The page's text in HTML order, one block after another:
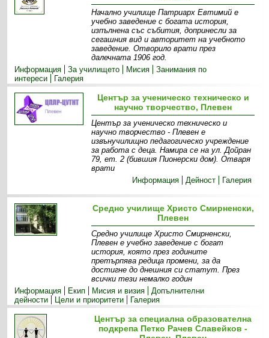
Начално училище Патриарх Евтимий е
учебно заведение с богата история,
изпълнена със събития, допринесли за
сегашния вид и авторитет на учебното
заведение. Отворило врати през
далечната 1906 год.
Информация
За училището Мисия
Занимания по
интереси
Галерия
Център за ученическо техническо и
научно творчество, Плевен
Център за ученическо техническо и
научно творчество - Плевен е
извънучилищно педагогическо учреждение
за работа с деца. Намира се на ул. Дойран
79, ет. 2 (бившия Пионерски дом). Отваря
врати
Информация
Дейност Галерия
Средно училище Христо Смирненски,
Плевен
Средно училище Христо Смирненски,
Плевен е учебно заведение с богат
история, която през годините
претърпява редица промени, за да
достигне до днешния си статут. През
всички тези немалко годин
Информация
Екип Мисия и визия
Допълнителни
дейности
Цели и приоритети Галерия
Център за специална образователна
подкрепа Петко Рачев Славейков -